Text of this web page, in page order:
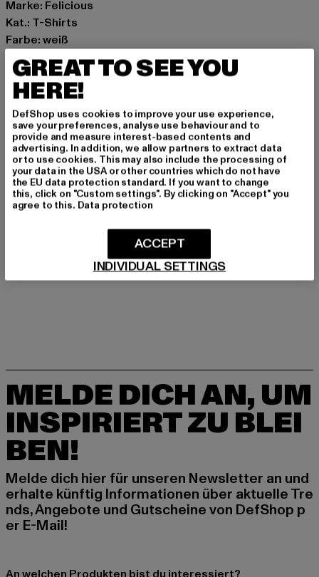
Marke: Felicious
Kat.: T-Shirts
Farbe: weiß
Hersteller Farbe: offwhite
Materialzusammensetzung: 100% Baumwolle
Art.Nr: FL253-11260010-00555
Hersteller: Urban Styles Agency GmbH & Co. KG |
agentur@urbanstylesagency.com
Schanzenstraße 41 | 51063 Köln | DE
GRÖSSE & PASSFORM
LIEFERUNG & RÜCKGABE
MELDE DICH AN, UM
INSPIRIERT ZU BLEI
BEN!
Melde dich hier für unseren Newsletter an und
erhalte künftig Informationen über aktuelle Tre
nds, Angebote und Gutscheine von DefShop p
er E-Mail!
GREAT TO SEE YOU
HERE!
DefShop uses cookies to improve your use experience,
save your preferences, analyse use behaviour and to
provide and measure interest-based contents and
advertising. In addition, we allow partners to extract data
or to use cookies. This may also include the processing of
your data in the USA or other countries which do not have
the EU data protection standard. If you want to change
this, click on "Custom settings". By clicking on "Accept" you
agree to this. Data protection
INDIVIDUAL SETTINGS
ACCEPT